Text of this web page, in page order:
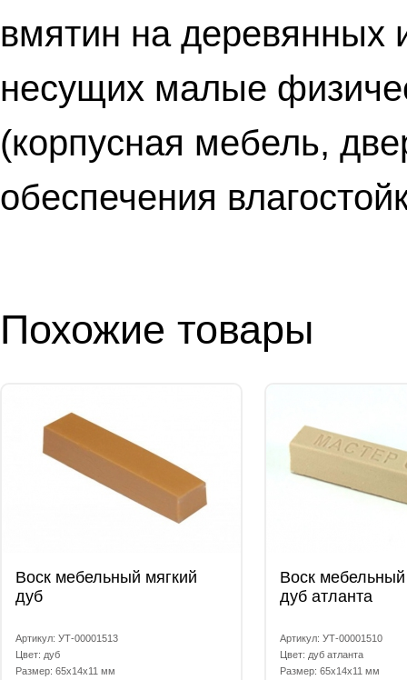
вмятин на деревянных
несущих малые
(корпусная мебель,
обеспечения
Похожие товары
Воск мебельный мягкий
дуб
Артикул: УТ-00001513
Цвет: дуб
Размер: 65x14x11 мм
Воск мебельный
дуб атланта
Артикул: УТ-00001510
Цвет: дуб атланта
Размер: 65x14x11 мм